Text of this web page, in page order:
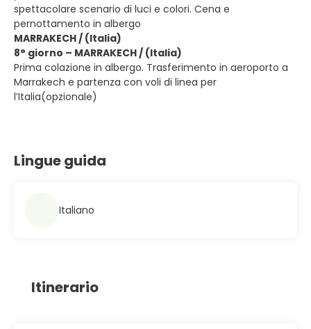
spettacolare scenario di luci e colori. Cena e
pernottamento in albergo
MARRAKECH / (Italia)
8° giorno – MARRAKECH / (Italia)
Prima colazione in albergo. Trasferimento in aeroporto a
Marrakech e partenza con voli di linea per
l’Italia(opzionale)
Lingue guida
Italiano
Itinerario